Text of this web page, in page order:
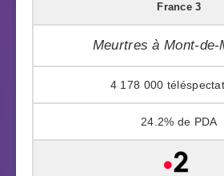
France 3
Meurtres à Mont-de-
4 178 000
24.2%